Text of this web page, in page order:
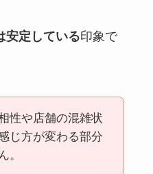
安定している印象で
性や店舗の混雑状
じ方が変わる部分
。